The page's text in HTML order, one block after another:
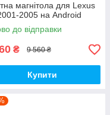
магнітола для Lexus
2005 на Android
до відправки
₴ 9 560 ₴
Купити